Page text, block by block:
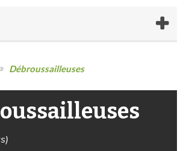
» Débroussailleuses